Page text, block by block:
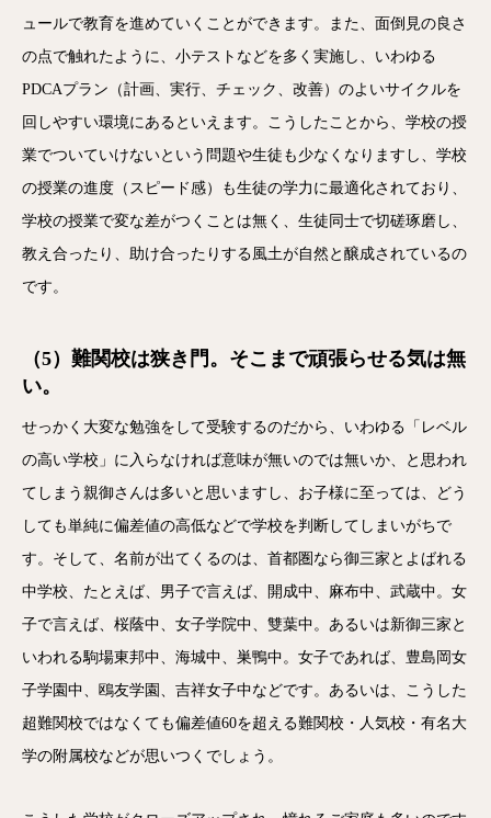
ュールで教育を進めていくことができます。また、面倒見の良さ
の点で触れたように、小テストなどを多く実施し、いわゆる
PDCAプラン（計画、実行、チェック、改善）のよいサイクルを
回しやすい環境にあるといえます。こうしたことから、学校の授
業でついていけないという問題や生徒も少なくなりますし、学校
の授業の進度（スピード感）も生徒の学力に最適化されており、
学校の授業で変な差がつくことは無く、生徒同士で切磋琢磨し、
教え合ったり、助け合ったりする風土が自然と醸成されているの
です。
（5）難関校は狭き門。そこまで頑張らせる気は無
い。
せっかく大変な勉強をして受験するのだから、いわゆる「レベル
の高い学校」に入らなければ意味が無いのでは無いか、と思われ
てしまう親御さんは多いと思いますし、お子様に至っては、どう
しても単純に偏差値の高低などで学校を判断してしまいがちで
す。そして、名前が出てくるのは、首都圏なら御三家とよばれる
中学校、たとえば、男子で言えば、開成中、麻布中、武蔵中。女
子で言えば、桜蔭中、女子学院中、雙葉中。あるいは新御三家と
いわれる駒場東邦中、海城中、巣鴨中。女子であれば、豊島岡女
子学園中、鴎友学園、吉祥女子中などです。あるいは、こうした
超難関校ではなくても偏差値60を超える難関校・人気校・有名大
学の附属校などが思いつくでしょう。